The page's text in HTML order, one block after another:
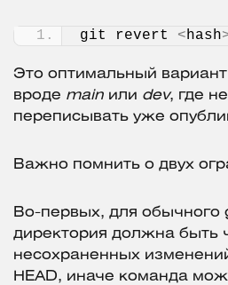
git revert <hash
Это оптимальный
вроде main или dev, где
переписывать уже
Важно помнить о двух
Во-первых, для обычного
директория должна быть
несохраненных
HEAD, иначе команда